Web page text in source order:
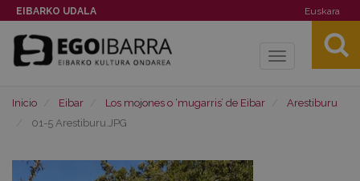
EIBARKO UDALA Euskara
Toggle
Inicio Eibar Los mojones o ‘mugarris’ de Eibar
Arestiburu
01-5 Arestiburu.JPG